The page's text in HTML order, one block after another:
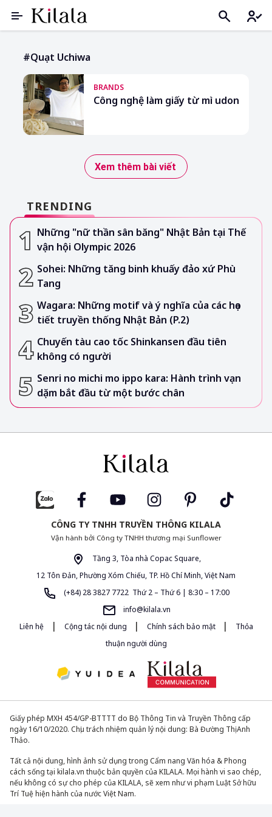
#quạt Uchiwa
BRANDS
Công nghệ làm giấy từ mì udon
Xem thêm bài viết
TRENDING
Những "nữ thần sân băng" Nhật Bản tại Thế
vận hội Olympic 2026
Sohei: Những tăng binh khuấy đảo xứ Phù
Tang
Wagara: Những motif và ý nghĩa của các họa
tiết truyền thống Nhật Bản (P.2)
Chuyến tàu cao tốc Shinkansen đầu tiên
không có người
Senri no michi mo ippo kara: Hành trình vạn
dặm bắt đầu từ một bước chân
CÔNG TY TNHH TRUYỀN THÔNG KILALA
Vận hành bởi Công ty TNHH thương mại Sunflower
Tầng 3, Tòa nhà Copac Square,
12 Tôn Đản, Phường Xóm Chiếu, TP. Hồ Chí Minh, Việt Nam
(+84) 28 3827 7722 Thứ 2 – Thứ 6 | 8:30 – 17:00
info@kilala.vn
Liên hệ
| Cộng tác nội dung | Chính sách bảo mật |
Thỏa
thuận người dùng
Giấy phép MXH 454/GP-BTTTT do Bộ Thông Tin và Truyền Thông cấp
ngày 16/10/2020. Chịu trách nhiệm quản lý nội dung: Bà Đường Thị Anh
Thảo.
Tất cả nội dung, hình ảnh sử dụng trong Cẩm nang Văn hóa & Phong
cách sống tại kilala.vn thuộc bản quyền của KILALA. Mọi hành vi sao chép,
nếu không có sự cho phép của KILALA, sẽ xem như vi phạm Luật Sở hữu
Trí Tuệ hiện hành của nước Việt Nam.